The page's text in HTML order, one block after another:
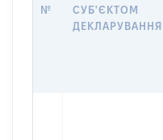
№
СУБ'ЄКТОМ
ДЕКЛАРУВАННЯ